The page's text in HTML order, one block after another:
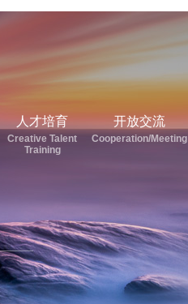
人才培育
Creative Talent
Training
开放交流
Cooperation/Meeting